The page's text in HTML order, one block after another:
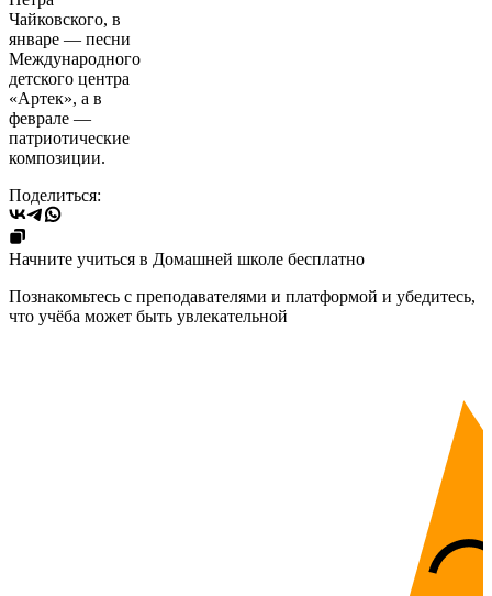
Чайковского, в
январе — песни
Международного
детского центра
«Артек», а в
феврале —
патриотические
композиции.
Поделиться:
Начните учиться в Домашней школе бесплатно
Познакомьтесь с преподавателями и платформой и убедитесь,
что учёба может быть увлекательной